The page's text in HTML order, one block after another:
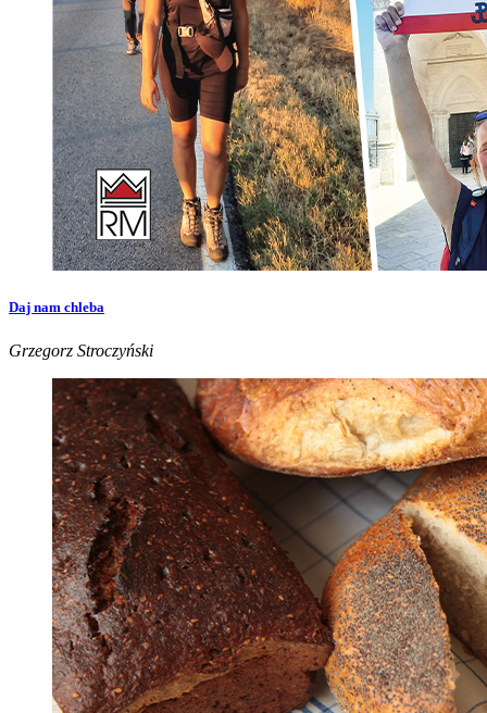
Daj nam chleba
Grzegorz Stroczyński